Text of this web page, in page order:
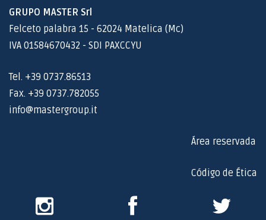
GRUPO MASTER Srl
Felceto palabra 15 - 62024 Matelica (Mc)
IVA 01584670432 - SDI PAXCCYU
Tel. +39 0737.86513
Fax. +39 0737.782055
info@mastergroup.it
Área reservada
Código de Ética